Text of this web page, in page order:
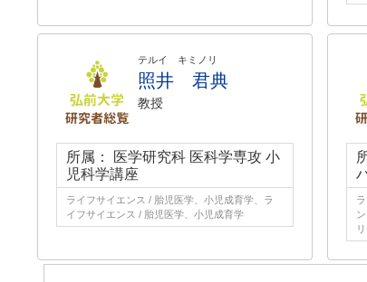
テルイ キミノリ
照井 君典
教授
所属： 医学研究科 医科学専攻 小
児科学講座
ライフサイエンス / 胎児医学、小児成育学、ラ
イフサイエンス / 胎児医学、小児成育学